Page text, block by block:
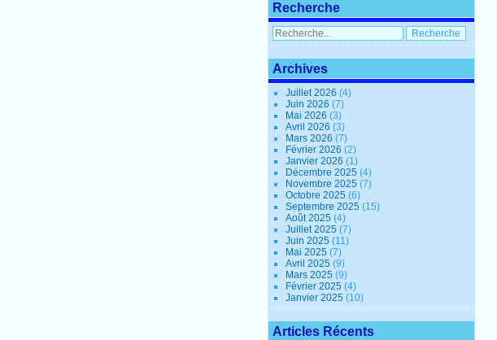
Recherche
Archives
Juillet 2026(4)
Juin 2026(7)
Mai 2026(3)
Avril 2026(3)
Mars 2026(7)
Février 2026(2)
Janvier 2026(1)
Décembre 2025(4)
Novembre 2025(7)
Octobre 2025(6)
Septembre 2025(15)
Août 2025(4)
Juillet 2025(7)
Juin 2025(11)
Mai 2025(7)
Avril 2025(9)
Mars 2025(9)
Février 2025(4)
Janvier 2025(10)
Articles Récents